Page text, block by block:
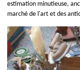
estimation minutieuse,
marché de l'art et des